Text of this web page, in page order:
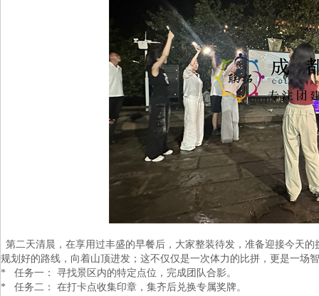
第二天清晨，在享用过丰盛的早餐后，大家整装待发，准备迎接今天的
规划好的路线，向着山顶进发；这不仅仅是一次体力的比拼，更是一场
* 任务一： 寻找景区内的特定点位，完成团队合影。
* 任务二： 在打卡点收集印章，集齐后兑换专属奖牌。